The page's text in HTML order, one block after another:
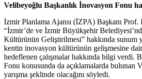
Velibeyoğlu Başkanlık İnovasyon Fonu
İzmir Planlama Ajansı (İZPA) Başkanı
“İzmir’de ve İzmir Büyükşehir
Kültürünün Geliştirilmesi” hakkında sunum
kentin inovasyon kültürünün gelişmesine dair
hedeflenen çalışmalar hakkında bilgi verdi.
Fonu konusunda da açıklamalarda bulunan
yarışma şeklinde olacağını söyledi.